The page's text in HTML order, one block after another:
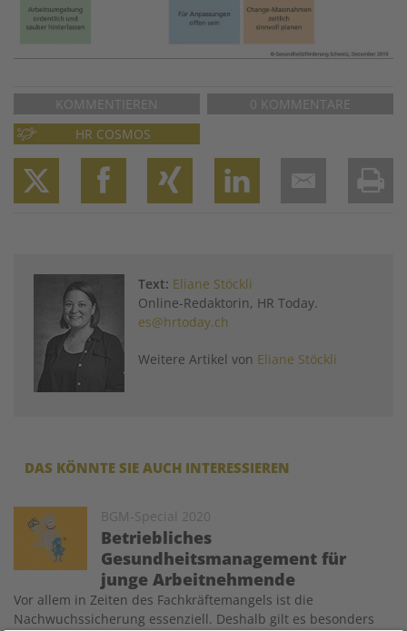
KOMMENTIEREN
0 KOMMENTARE
HR COSMOS
Text: Eliane Stöckli
Online-Redaktorin, HR Today.
es@hrtoday.ch
Weitere Artikel von Eliane Stöckli
DAS KÖNNTE SIE AUCH INTERESSIEREN
BGM-Special 2020
Betriebliches
Gesundheitsmanagement für
junge Arbeitnehmende
Image
Vor allem in Zeiten des Fachkräftemangels ist die
Nachwuchssicherung essenziell. Deshalb gilt es besonders